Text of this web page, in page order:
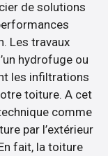
de solutions
Les travaux
hydrofuge ou
les infiltrations
toiture. A cet
comme
par l’extérieur
fait, la toiture